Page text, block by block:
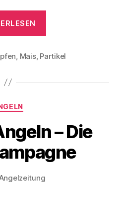
Fälle“
, Mais, Partikel
Kategorien
– Die